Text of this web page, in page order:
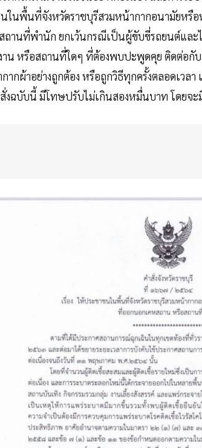
นในพื้นที่จังหวัดราชบุรีสวมหน้ากากอนามัยหรื
านที่พำนัก ยกเว้นกรณีเป็นผู้ขับขี่รถยนต์และ
าน หรือสถานที่ใดๆ ที่ต้องพบปะพูดคุย ติดต่อกั
กผ้าอย่างถูกต้อง หรือถูกวิธีทุกครั้งตลอดเวล
งฉบับนี้ มีโทษปรับไม่เกินสองหมื่นบาท โดยจ